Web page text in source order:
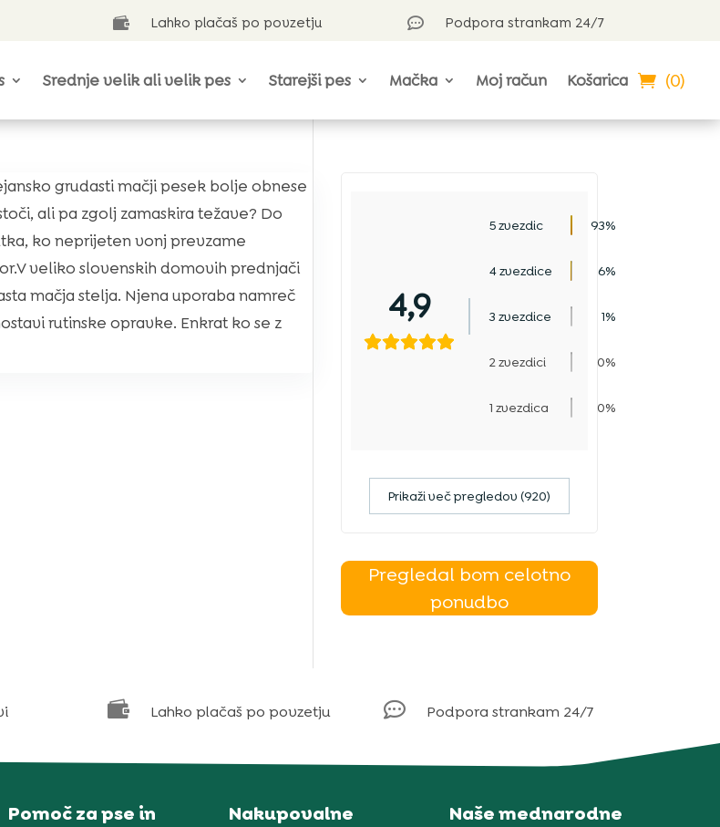
 Lahko plačaš po povzetju  Podpora strankam 24/7
Srednje velik ali velik pes Starejši pes Mačka Moj račun Košarica (0)
grudasti mačji pesek bolje obnese
ali pa zgolj zamaskira težave? Do
ko neprijeten vonj prevzame
veliko slovenskih domovih prednjači
mačja stelja. Njena uporaba namreč
rutinske opravke. Enkrat ko se z
4,9
5 zvezdic 93%
4 zvezdice 6%
3 zvezdice 1%
2 zvezdici 0%
1 zvezdica 0%
Prikaži več pregledov (920)
Pregledal bom celotno
ponudbo
 Lahko plačaš po povzetju  Podpora strankam 24/7
Pomoč za pse in
Nakupovalne
Naše mednarodne